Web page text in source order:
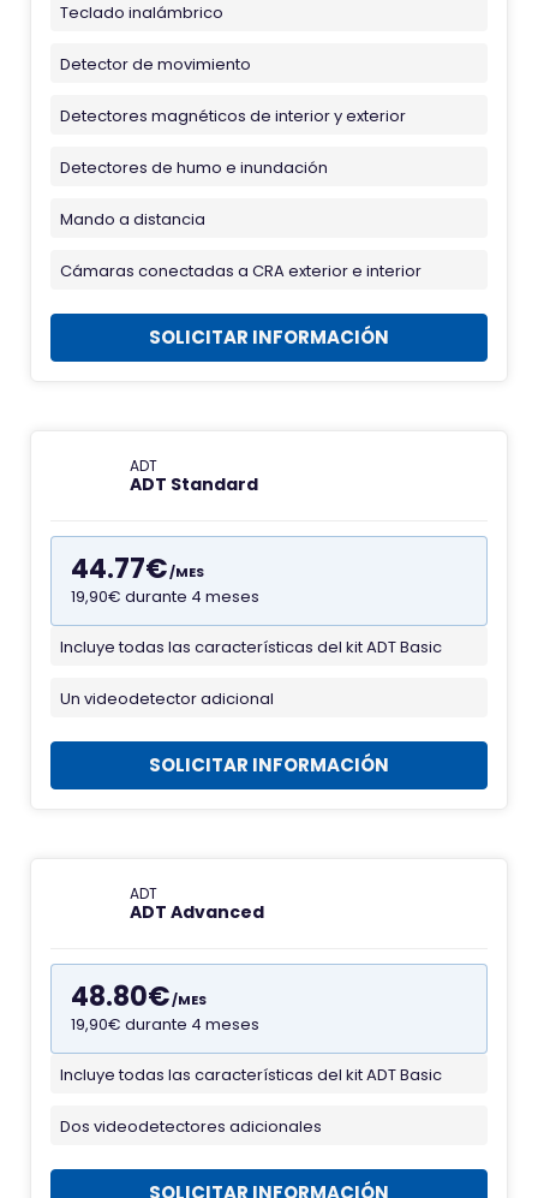
n
e
A
a
r
Teclado inalámbrico
Detector de movimiento
Detectores magnéticos de interior y exterior
Detectores de humo e inundación
Mando a distancia
Cámaras conectadas a CRA exterior e interior
SOLICITAR INFORMACIÓN
a
i
c
r
m
A
ADT
ADT Standard
44.77€/MES
19,90€ durante 4 meses
Incluye todas las características del kit ADT Basic
Un videodetector adicional
SOLICITAR INFORMACIÓN
a
i
ADT
ADT Advanced
48.80€/MES
19,90€ durante 4 meses
Incluye todas las características del kit ADT Basic
Dos videodetectores adicionales
SOLICITAR INFORMACIÓN